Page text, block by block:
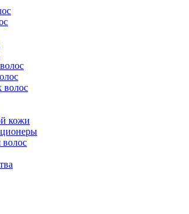
волос
кожи